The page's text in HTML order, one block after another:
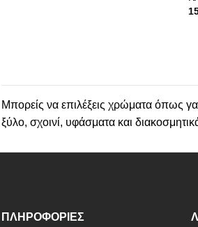
Μπορείς να επιλέξεις χρώματα όπως
ξύλο, σχοινί, υφάσματα και
ΠΛΗΡΟΦΟΡΙΕΣ